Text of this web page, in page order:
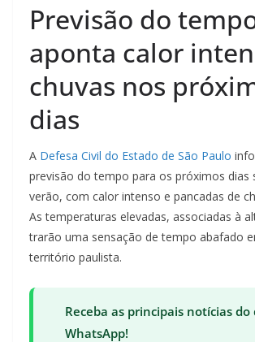
Previsão do
aponta calor
chuvas nos
dias
A Defesa Civil do Estado de São Paulo
previsão do tempo para os próximos dias
verão, com calor intenso e pancadas de
As temperaturas elevadas, associadas à
trarão uma sensação de tempo abafado
território paulista.
Receba as principais notícias do
WhatsApp!